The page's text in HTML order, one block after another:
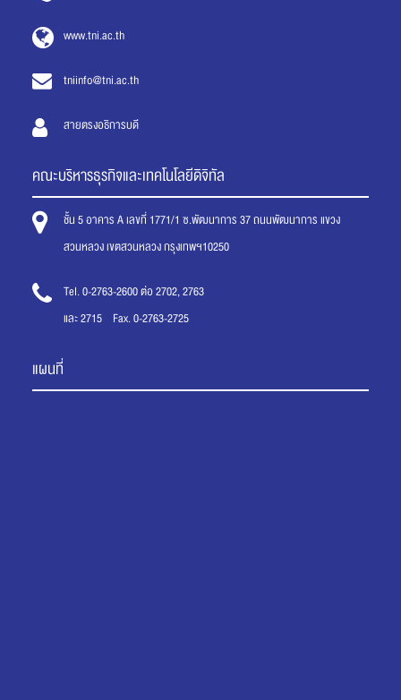
www.tni.ac.th
tniinfo@tni.ac.th
สายตรงอธิการบดี
คณะบริหารธุรกิจและเทคโนโลยีดิจิทัล
ชั้น 5 อาคาร A เลขที่ 1771/1 ซ.พัฒนาการ 37 ถนนพัฒนาการ แขวง
สวนหลวง เขตสวนหลวง กรุงเทพฯ10250
Tel. 0-2763-2600 ต่อ 2702, 2763
และ 2715 Fax. 0-2763-2725
แผนที่